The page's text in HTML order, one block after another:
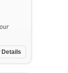
Details